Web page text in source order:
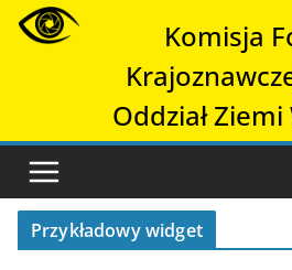
Przejdź
Komisja
Oddział Ziemi
Przykładowy widget